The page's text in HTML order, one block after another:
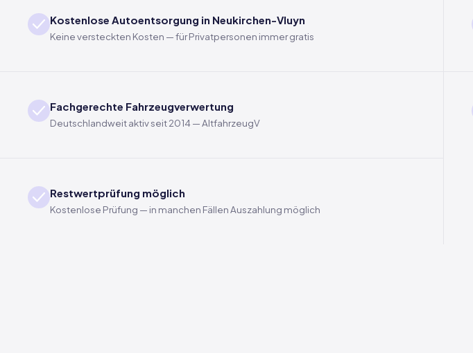
Kostenlose Autoentsorgung in Neukirchen-Vluyn
Keine versteckten Kosten — für Privatpersonen immer gratis
Fachgerechte Fahrzeugverwertung
Deutschlandweit aktiv seit 2014 — AltfahrzeugV
Restwertprüfung möglich
Kostenlose Prüfung — in manchen Fällen Auszahlung möglich